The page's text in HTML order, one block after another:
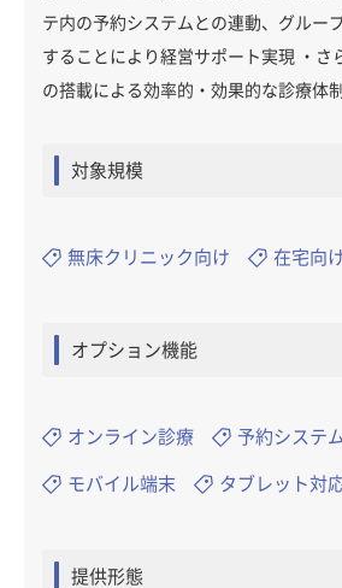
テ内の予約システムとの連動、グルー
することにより経営サポート実現 ・さ
の搭載による効率的・効果的な診療体
対象規模
無床クリニック向け 在宅向
オプション機能
オンライン診療 予約システム
モバイル端末 タブレット対
提供形態